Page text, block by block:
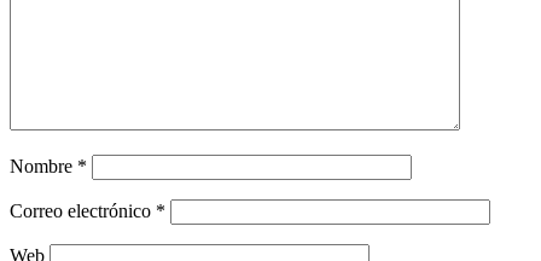
Nombre *
Correo electrónico *
Web